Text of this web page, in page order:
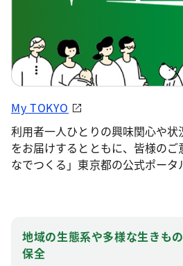
My TOKYO
利用者一人ひとりの興味関心や
をお届けするとともに、皆様の
なでつくる」東京都の公式ポータ
地域の生態系や多様な生きも
保全